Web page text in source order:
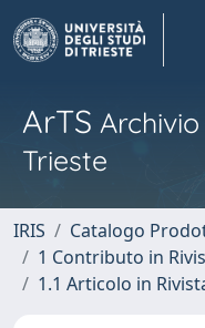
ArTS
Trieste
IRIS
Catalogo
1 Contributo in
1.1 Articolo in